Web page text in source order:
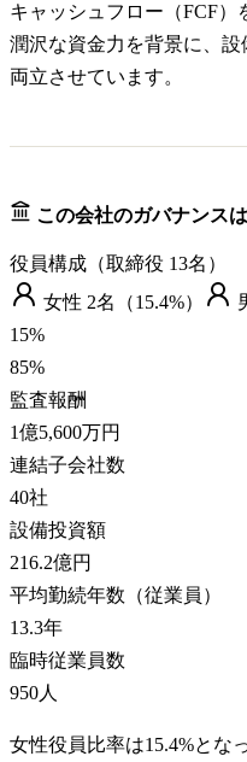
キャッシュフロー（FCF
潤沢な資金力を背景に、設
両立させています。
この会社のガバナンス
役員構成（取締役 13名）
女性 2名（15.4%）
15%
85%
監査報酬
1億5,600万円
連結子会社数
40社
設備投資額
216.2億円
平均勤続年数（従業員）
13.3年
臨時従業員数
950人
女性役員比率は15.4%とな